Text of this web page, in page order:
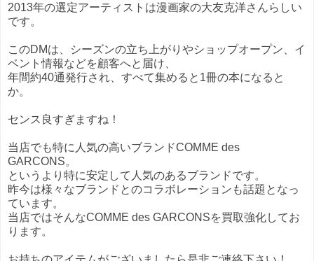
2013年の選定アーティストは漫画家の大友克洋さんらしい
です。
このDMは、シーズンの立ち上がりやショップオープン、イ
ベント情報などを顧客へと届け、
年間約40通発行され、すべて集めると1冊の本になると
か。
センス良すぎますね！
当店でも特に人気の高いブランドCOMME des
GARCONS。
というより特に安定して人気のあるブランドです。
昨今は様々なブランドとのコラボレーションも話題となっ
ています。
当店ではそんなCOMME des GARCONSを買取強化してお
ります。